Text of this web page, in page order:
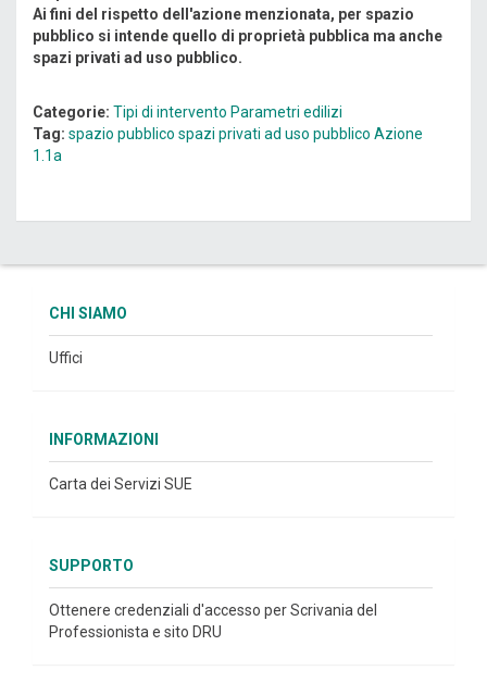
Ai fini del rispetto dell'azione menzionata, per spazio
pubblico si intende quello di proprietà pubblica ma anche
spazi privati ad uso pubblico.
Categorie: Tipi di intervento Parametri edilizi
Tag: spazio pubblico spazi privati ad uso pubblico Azione
1.1a
CHI SIAMO
Uffici
INFORMAZIONI
Carta dei Servizi SUE
SUPPORTO
Ottenere credenziali d'accesso per Scrivania del
Professionista e sito DRU